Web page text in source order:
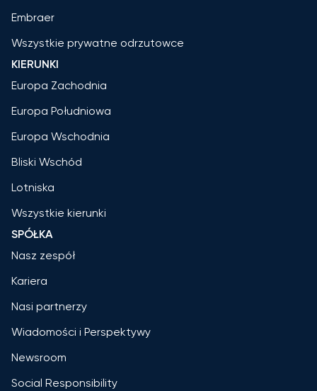
Embraer
Wszystkie prywatne odrzutowce
KIERUNKI
Europa Zachodnia
Europa Południowa
Europa Wschodnia
Bliski Wschód
Lotniska
Wszystkie kierunki
SPÓŁKA
Nasz zespół
Kariera
Nasi partnerzy
Wiadomości i Perspektywy
Newsroom
Social Responsibility